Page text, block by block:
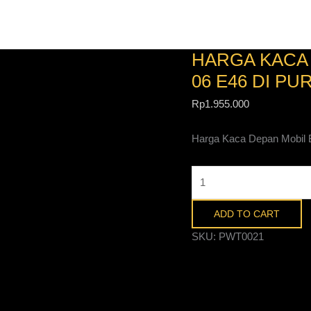
HARGA
06 E46 DI
Rp1.955.000
Harga Kaca Depan Mobil
Mobil
BMW
3
Series
06
ADD TO CART
SKU: PWT0021